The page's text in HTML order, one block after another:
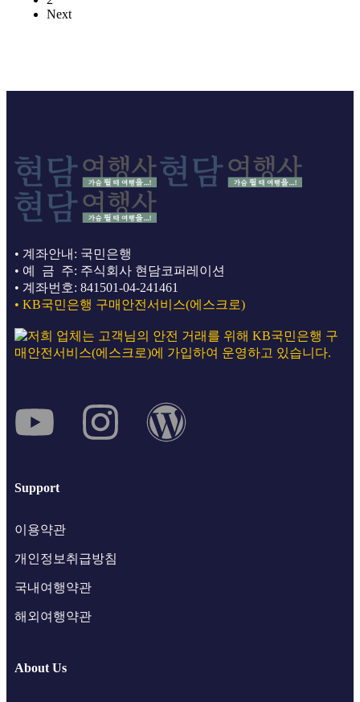
Next
• 계좌안내: 국민은행
• 예 금 주: 주식회사 현담코퍼레이션
• 계좌번호: 841501-04-241461
• KB국민은행 구매안전서비스(에스크로)
Support
이용약관
개인정보취급방침
국내여행약관
해외여행약관
About Us